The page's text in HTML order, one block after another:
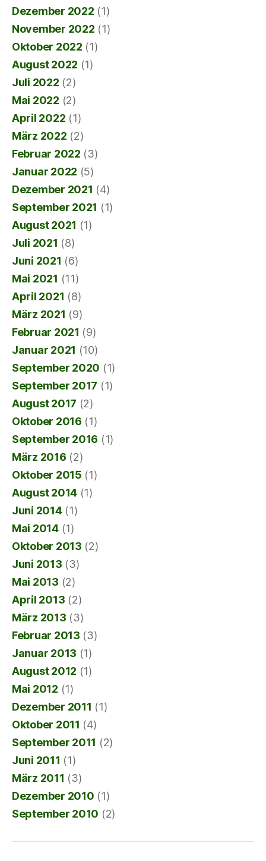
Dezember 2022 (1)
November 2022 (1)
Oktober 2022 (1)
August 2022 (1)
Juli 2022 (2)
Mai 2022 (2)
April 2022 (1)
März 2022 (2)
Februar 2022 (3)
Januar 2022 (5)
Dezember 2021 (4)
September 2021 (1)
August 2021 (1)
Juli 2021 (8)
Juni 2021 (6)
Mai 2021 (11)
April 2021 (8)
März 2021 (9)
Februar 2021 (9)
Januar 2021 (10)
September 2020 (1)
September 2017 (1)
August 2017 (2)
Oktober 2016 (1)
September 2016 (1)
März 2016 (2)
Oktober 2015 (1)
August 2014 (1)
Juni 2014(1)
Mai 2014(1)
Oktober 2013 (2)
Juni 2013 (3)
Mai 2013 (2)
April 2013 (2)
März 2013 (3)
Februar 2013 (3)
Januar 2013 (1)
August 2012 (1)
Mai 2012 (1)
Dezember 2011 (1)
Oktober 2011 (4)
September 2011 (2)
Juni 2011 (1)
März 2011 (3)
Dezember 2010 (1)
September 2010 (2)